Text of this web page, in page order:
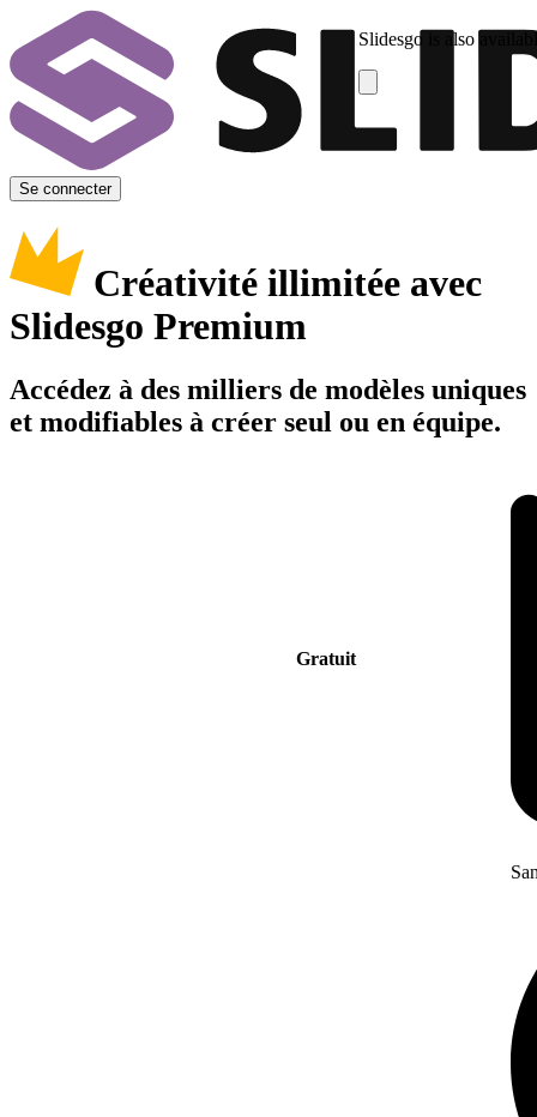
Slidesgo is also
Se connecter
Créativité illimitée avec
Slidesgo Premium
Accédez à des milliers de modèles uniques
et modifiables à créer seul ou en équipe.
Gratuit